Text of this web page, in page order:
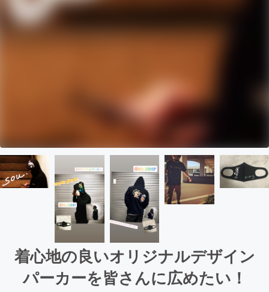
着心地の良いオリジナルデザイン
パーカーを皆さんに広めたい！